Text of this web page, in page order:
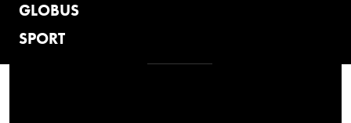
GLOBUS
SPORT